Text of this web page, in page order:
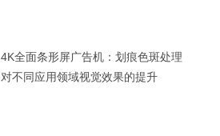
4K全面条形屏广告机：划痕色斑处理
对不同应用领域视觉效果的提升